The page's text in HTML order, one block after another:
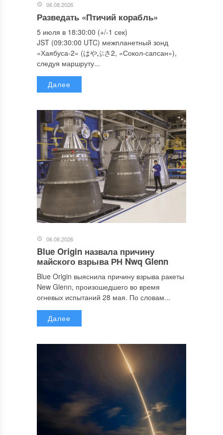
06.08.2026
Разведать «Птичий корабль»
5 июля в 18:30:00 (+/-1 сек)
JST (09:30:00 UTC) межпланетный зонд
«Хаябуса-2» (はやぶさ2, «Сокол-сапсан»),
следуя маршруту...
Далее
06.08.2026
Blue Origin назвала причину
майского взрыва РН Nwq Glenn
Blue Origin выяснила причину взрыва ракеты
New Glenn, произошедшего во время
огневых испытаний 28 мая. По словам...
Далее